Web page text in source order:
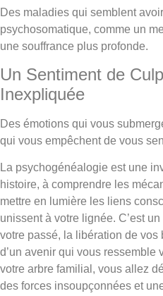
Des maladies qui semblent
psychosomatique, comme un
une souffrance plus profonde.
Un Sentiment de
Inexpliquée
Des émotions qui vous
qui vous empêchent de vous
La psychogénéalogie est une
histoire, à comprendre les
mettre en lumière les liens
unissent à votre lignée. C’est
votre passé, la libération de vos
d’un avenir qui vous ressemble
votre arbre familial, vous allez
des forces insoupçonnées et